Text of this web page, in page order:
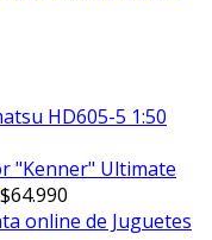
HD605-5 1:50
Ultimate
$64.990